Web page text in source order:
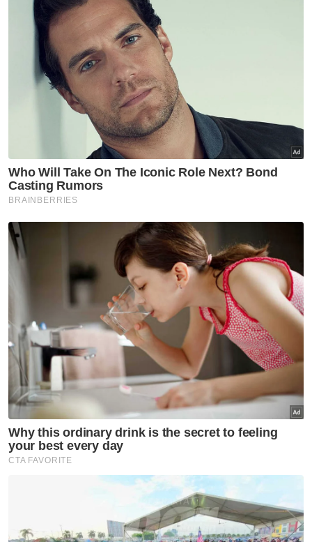
“Kami berterima kasih kepada kerajaan
negeri, Kementerian Pembangunan Kerajaan
Tempatan (KPKT), Kementerian
Pelancongan, Seni dan Budaya (MOTAC)
serta Kementerian Kerja Raya atas
peruntukan yang disalurkan untuk
pembangunan di bandar ini,” ujarnya.
Sementara itu, Presiden Ferrari Owners Club
Malaysia, Abu Rizal Bakri Sulaiman
memaklumkan, konvoi melibatkan 35 buah
Alor Setar dari Hatyai, Thailand sebelum
meneruskan perjalanan ke Pulau Pinang.
“Ada yang datang dari Kuala Lumpur, Johor
Bahru dan Seremban, dan ada juga yang
singgah dari Hatyai sebelum pulang ke
destinasi masing-masing.
“Sudah tentu kami akan bantu
mempromosikan Alor Setar sebagai lokasi
persinggahan kepada rakan-rakan kelab
kereta dari Singapura yang mahu ke Thailand
kerana banyak tempat menarik dan
makanan enak di sini,” katanya.
Menurutnya, Medan Bandar dan kawasan
sekitar Alor Setar dilihat sesuai dijadikan lokasi
perhimpunan kelab kereta mewah dan